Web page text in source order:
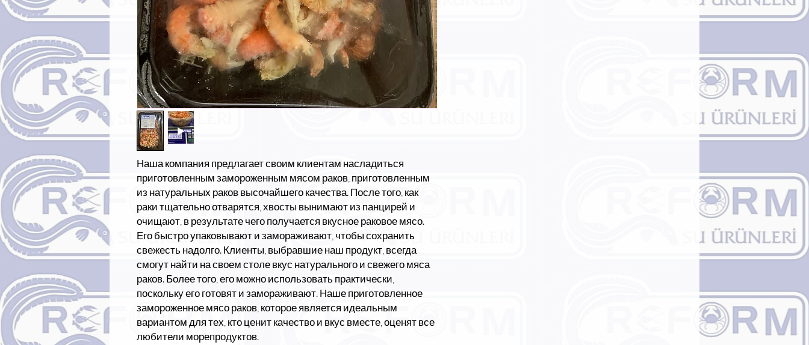
Наша компания предлагает своим клиентам насладиться
приготовленным замороженным мясом раков, приготовленным
из натуральных раков высочайшего качества. После того, как
раки тщательно отварятся, хвосты вынимают из панцирей и
очищают, в результате чего получается вкусное раковое мясо.
Его быстро упаковывают и замораживают, чтобы сохранить
свежесть надолго. Клиенты, выбравшие наш продукт, всегда
смогут найти на своем столе вкус натурального и свежего мяса
раков. Более того, его можно использовать практически,
поскольку его готовят и замораживают. Наше приготовленное
замороженное мясо раков, которое является идеальным
вариантом для тех, кто ценит качество и вкус вместе, оценят все
любители морепродуктов.